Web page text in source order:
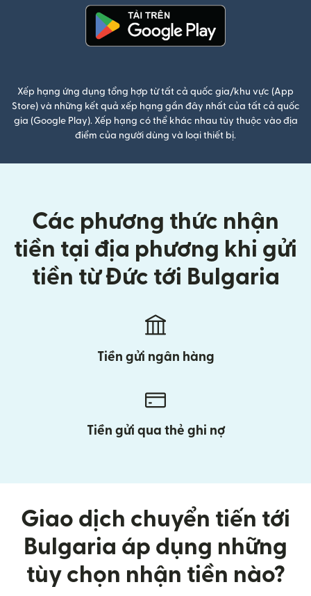
Xếp hạng ứng dụng tổng hợp từ tất cả quốc gia/khu vực (App
Store) và những kết quả xếp hạng gần đây nhất của tất cả quốc
gia (Google Play). Xếp hạng có thể khác nhau tùy thuộc vào địa
điểm của người dùng và loại thiết bị.
Các phương thức nhận
tiền tại địa phương khi gửi
tiền từ Đức tới Bulgaria
Tiền gửi ngân hàng
Tiền gửi qua thẻ ghi nợ
Giao dịch chuyển tiến tới
Bulgaria áp dụng những
tùy chọn nhận tiền nào?